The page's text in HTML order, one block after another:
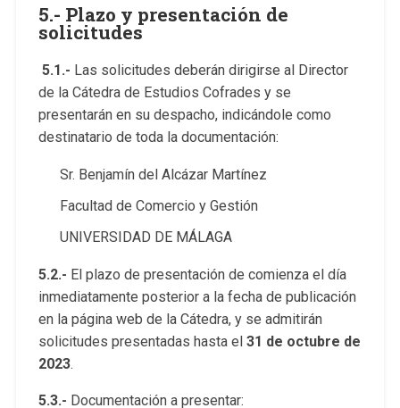
5.- Plazo y presentación de
solicitudes
5.1.- Las solicitudes deberán dirigirse al Director
de la Cátedra de Estudios Cofrades y se
presentarán en su despacho, indicándole como
destinatario de toda la documentación:
Sr. Benjamín del Alcázar Martínez
Facultad de Comercio y Gestión
UNIVERSIDAD DE MÁLAGA
5.2.- El plazo de presentación de comienza el día
inmediatamente posterior a la fecha de publicación
en la página web de la Cátedra, y se admitirán
solicitudes presentadas hasta el 31 de octubre de
2023.
5.3.- Documentación a presentar: